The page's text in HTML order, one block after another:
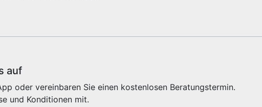
auf
oder vereinbaren Sie einen kostenlosen Beratungstermin.
und Konditionen mit.